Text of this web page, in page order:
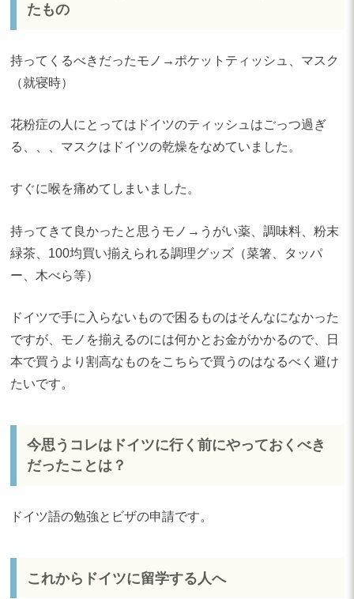
たもの
持ってくるべきだったモノ→ポケットティッシュ、マスク
（就寝時）
花粉症の人にとってはドイツのティッシュはごっつ過ぎ
る、、、マスクはドイツの乾燥をなめていました。
すぐに喉を痛めてしまいました。
持ってきて良かったと思うモノ→うがい薬、調味料、粉末
緑茶、100均買い揃えられる調理グッズ（菜箸、タッパ
ー、木べら等）
ドイツで手に入らないもので困るものはそんなになかった
ですが、モノを揃えるのには何かとお金がかかるので、日
本で買うより割高なものをこちらで買うのはなるべく避け
たいです。
今思うコレはドイツに行く前にやっておくべき
だったことは？
ドイツ語の勉強とビザの申請です。
これからドイツに留学する人へ